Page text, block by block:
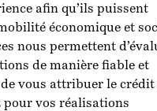
afin qu’ils puissent
économique et
nous permettent
de manière fiable et
vous attribuer le crédit
pour vos réalisations